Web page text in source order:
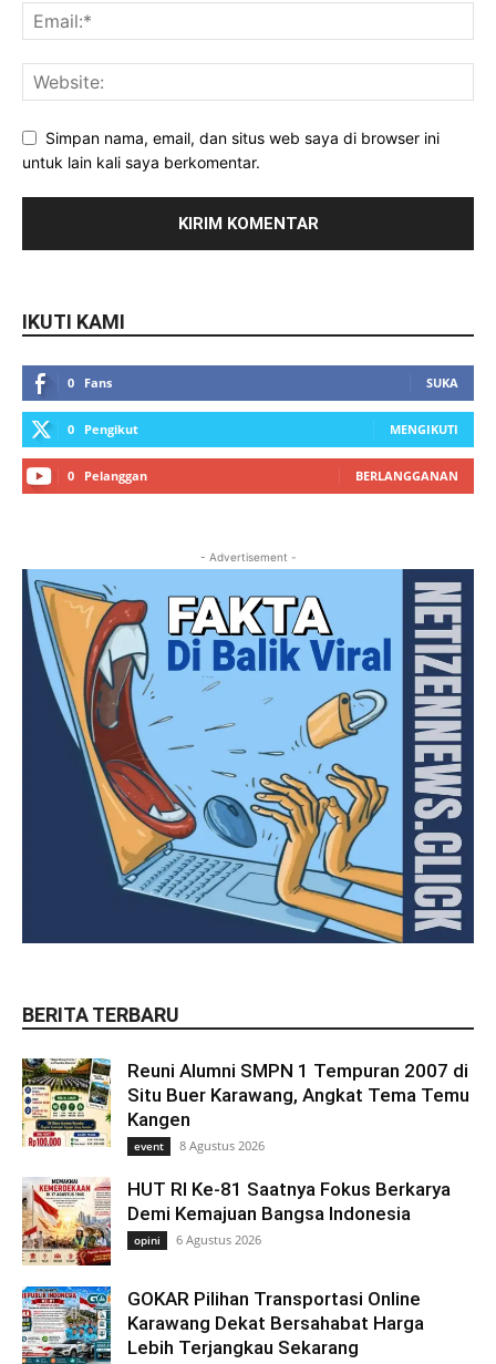
Simpan nama, email, dan situs web saya di browser ini
untuk lain kali saya berkomentar.
IKUTI KAMI
0 Fans SUKA
0 Pengikut MENGIKUTI
0 Pelanggan BERLANGGANAN
- Advertisement -
BERITA TERBARU
Reuni Alumni SMPN 1 Tempuran 2007 di
Situ Buer Karawang, Angkat Tema Temu
Kangen
event 8 Agustus 2026
HUT RI Ke-81 Saatnya Fokus Berkarya
Demi Kemajuan Bangsa Indonesia
opini 6 Agustus 2026
GOKAR Pilihan Transportasi Online
Karawang Dekat Bersahabat Harga
Lebih Terjangkau Sekarang